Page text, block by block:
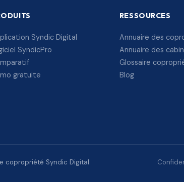
Syndic Digital
SyndicPro
gratuite
RESSOURCES
Annuaire des
Annuaire des
Glossaire
Blog
copropriété Syndic Digital.